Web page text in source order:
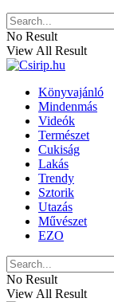
No Result
View All Result
Könyvajánló
Mindenmás
Videók
Természet
Cukiság
Lakás
Trendy
Sztorik
Utazás
Művészet
EZO
No Result
View All Result